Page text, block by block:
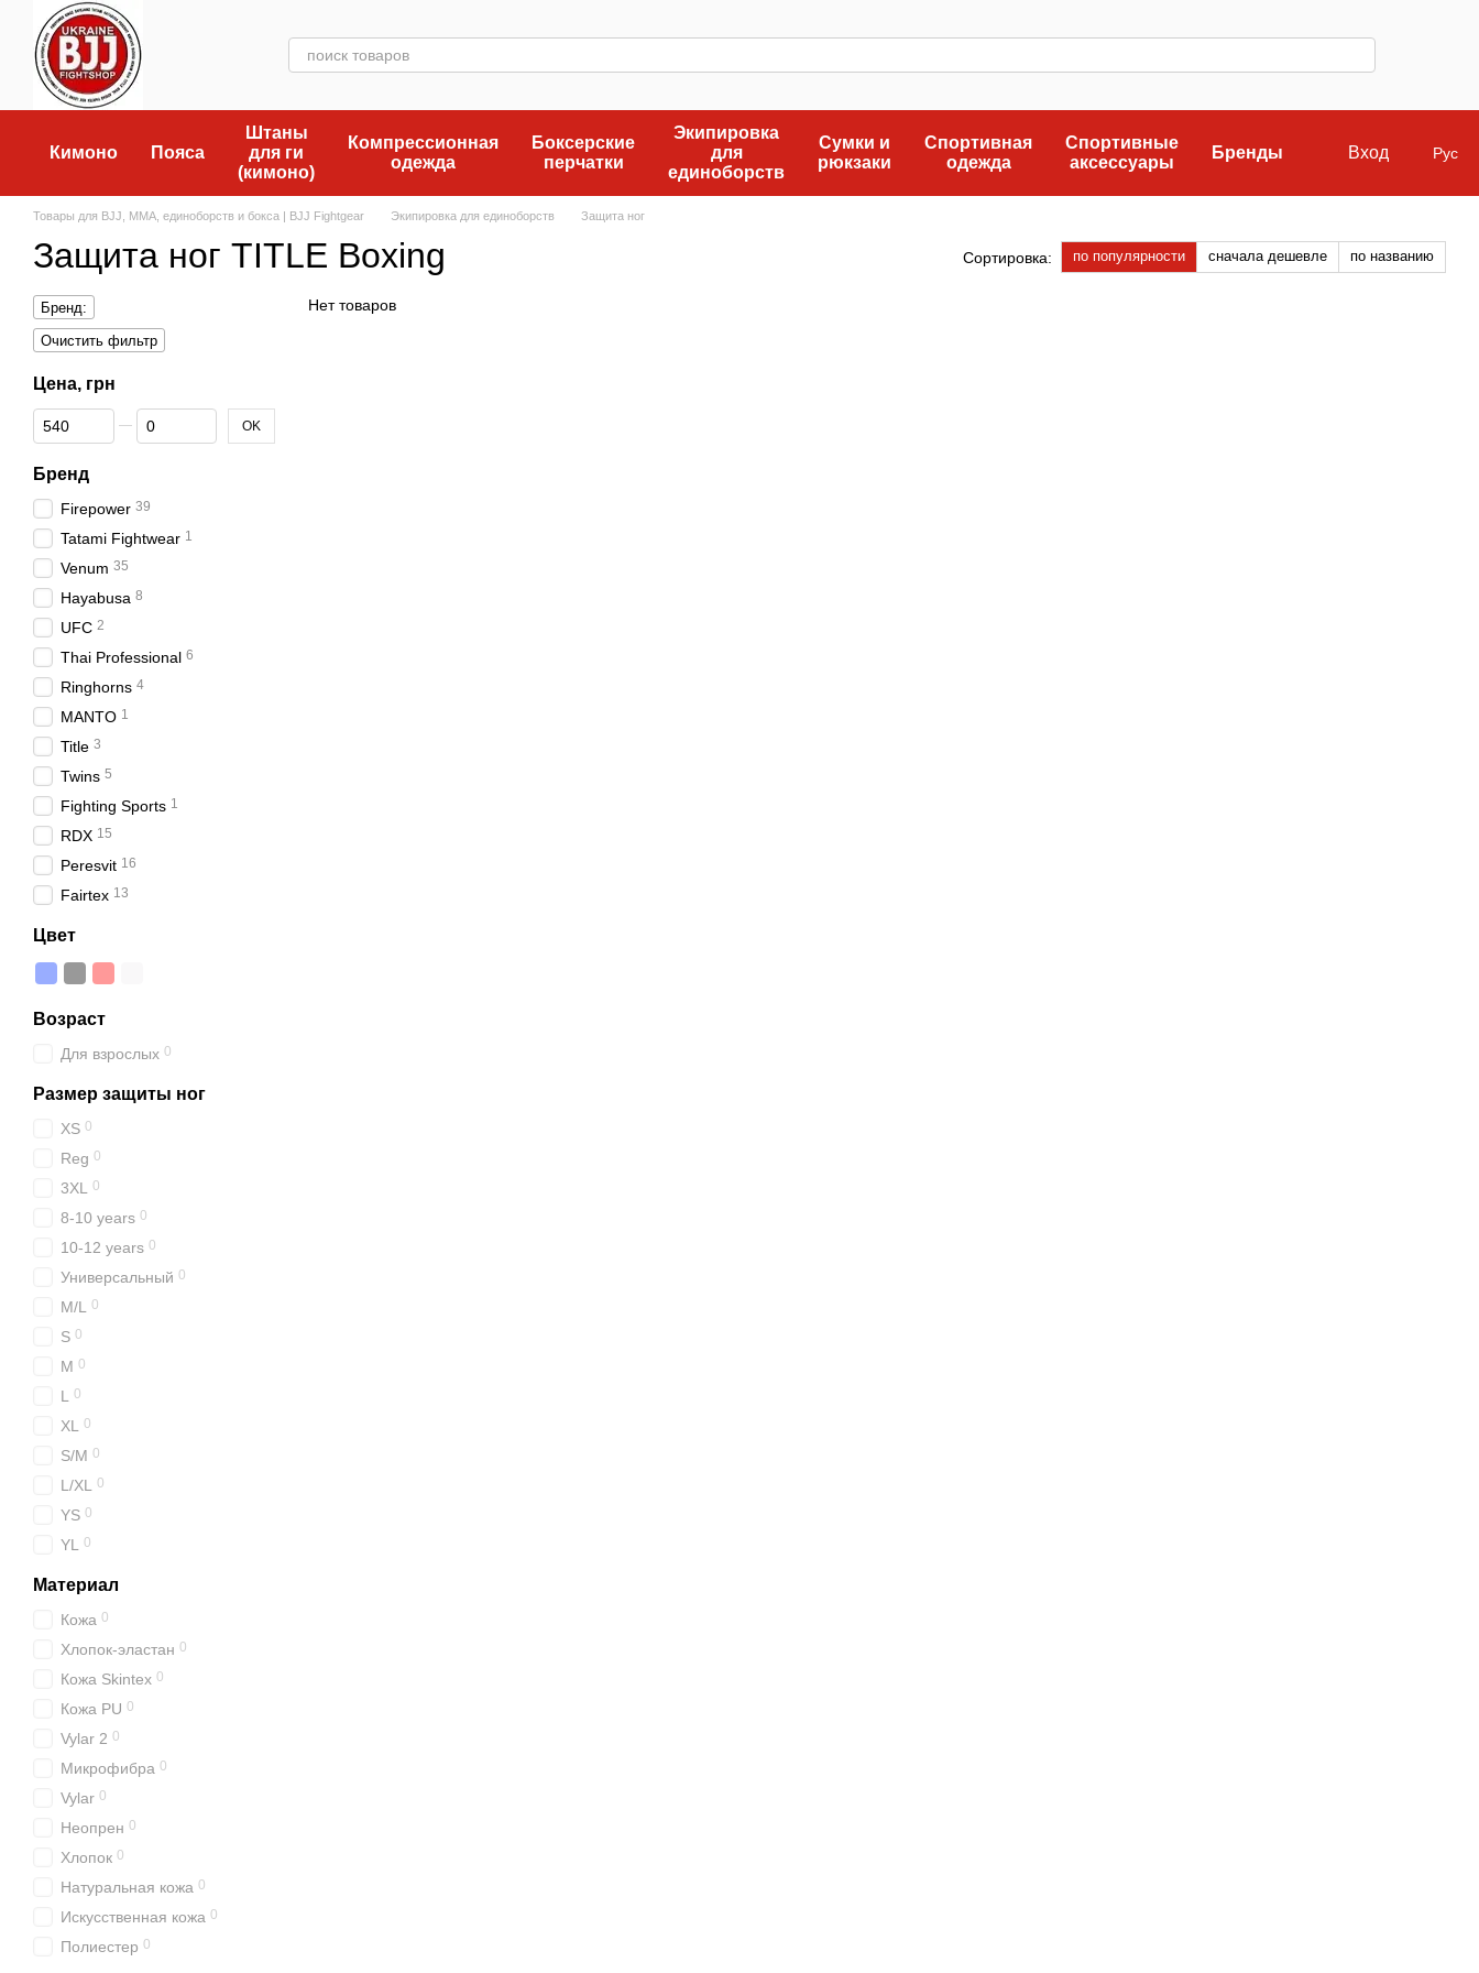
Перейти к основному контенту
Кимоно Пояса
Штаны
для ги
(кимоно)
Компрессионная
одежда
Боксерские
перчатки
Экипировка
для
единоборств
Сумки и
рюкзаки
Спортивная
одежда
Спортивные
аксессуары
Бренды Вход Рус
Товары для BJJ, MMA, единоборств и бокса | BJJ Fightgear Экипировка для единоборств Защита ног
Защита ног TITLE Boxing Сортировка: по популярности сначала дешевле по названию
Нет товаров
Бренд:
Очистить фильтр
Цена, грн
От Цена, грн
До Цена, грн OK
Бренд
Firepower 39
Tatami Fightwear 1
Venum 35
Hayabusa 8
UFC 2
Thai Professional 6
Ringhorns 4
MANTO 1
Title 3
Twins 5
Fighting Sports 1
RDX 15
Peresvit 16
Fairtex 13
Цвет
Возраст
Для взрослых 0
Размер защиты ног
XS 0
Reg 0
3XL 0
8-10 years 0
10-12 years 0
Универсальный 0
M/L 0
S 0
M 0
L 0
XL 0
S/M 0
L/XL 0
YS 0
YL 0
Материал
Кожа 0
Хлопок-эластан 0
Кожа Skintex 0
Кожа PU 0
Vylar 2 0
Микрофибра 0
Vylar 0
Неопрен 0
Хлопок 0
Натуральная кожа 0
Искусственная кожа 0
Полиестер 0